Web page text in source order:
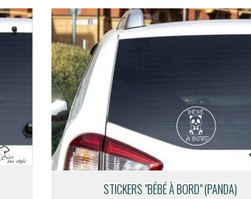
STICKERS "BÉBÉ À BORD" (PANDA)